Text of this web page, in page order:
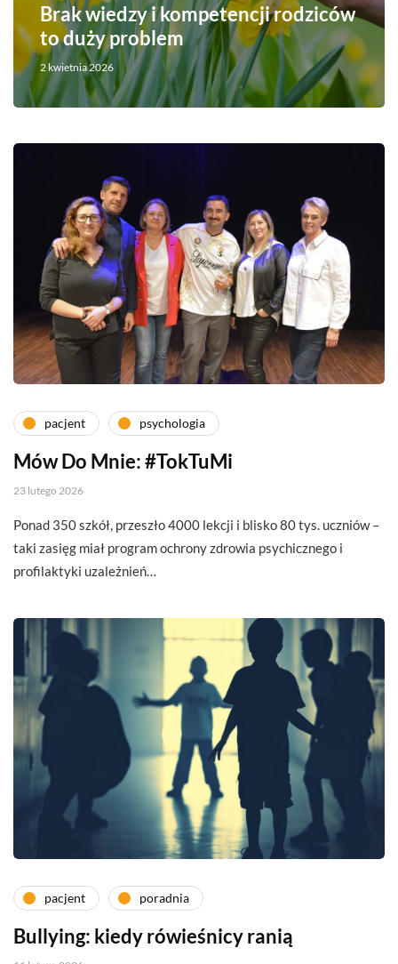
Brak wiedzy i kompetencji rodziców
to duży problem
2 kwietnia 2026
pacjent psychologia
Mów Do Mnie: #TokTuMi
23 lutego 2026
Ponad 350 szkół, przeszło 4000 lekcji i blisko 80 tys. uczniów –
taki zasięg miał program ochrony zdrowia psychicznego i
profilaktyki uzależnień…
pacjent poradnia
Bullying: kiedy rówieśnicy ranią